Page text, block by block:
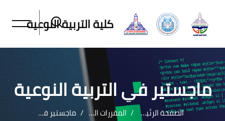
كلية التربية النوعية
ماجستير في التربية النوعية
الصفحة الرئيسية المقررات الدراسية ماجستير في التربية النوعية